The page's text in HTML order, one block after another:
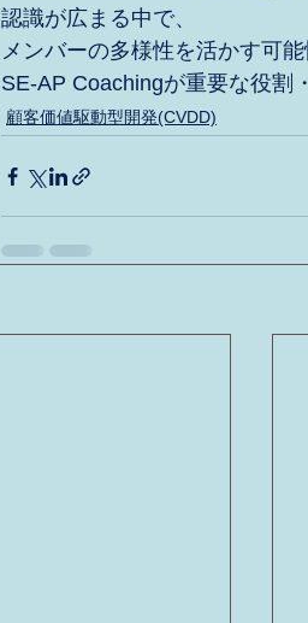
認識が広まる中で、
メンバーの多様性を活かす可
SE-AP Coachingが重要な役割
顧客価値駆動型開発(CVDD)